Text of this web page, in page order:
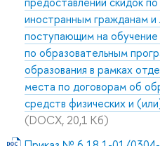
иностранным гражданам и
поступающим на
по образовательным
образования в рамках
места по договорам об
средств физических и
(DOCX, 20,1 Кб)